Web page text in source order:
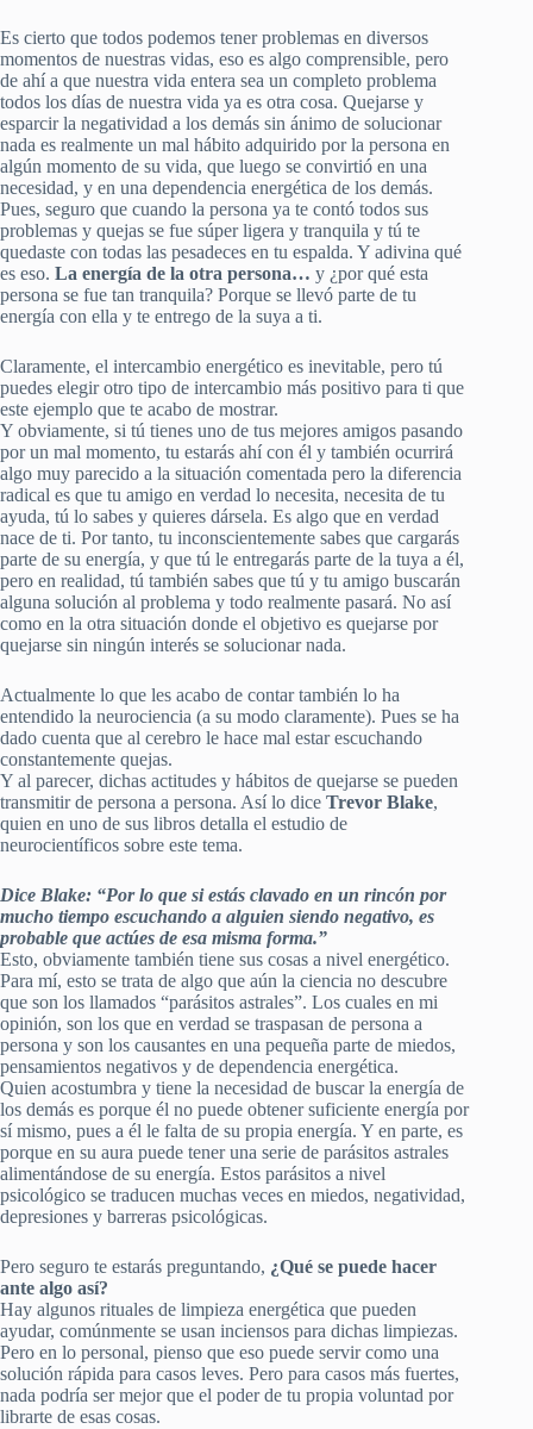
Es cierto que todos podemos tener problemas en diversos
momentos de nuestras vidas, eso es algo comprensible, pero
de ahí a que nuestra vida entera sea un completo problema
todos los días de nuestra vida ya es otra cosa. Quejarse y
esparcir la negatividad a los demás sin ánimo de solucionar
nada es realmente un mal hábito adquirido por la persona en
algún momento de su vida, que luego se convirtió en una
necesidad, y en una dependencia energética de los demás.
Pues, seguro que cuando la persona ya te contó todos sus
problemas y quejas se fue súper ligera y tranquila y tú te
quedaste con todas las pesadeces en tu espalda. Y adivina qué
es eso. La energía de la otra persona… y ¿por qué esta
persona se fue tan tranquila? Porque se llevó parte de tu
energía con ella y te entrego de la suya a ti.
Claramente, el intercambio energético es inevitable, pero tú
puedes elegir otro tipo de intercambio más positivo para ti que
este ejemplo que te acabo de mostrar.
Y obviamente, si tú tienes uno de tus mejores amigos pasando
por un mal momento, tu estarás ahí con él y también ocurrirá
algo muy parecido a la situación comentada pero la diferencia
radical es que tu amigo en verdad lo necesita, necesita de tu
ayuda, tú lo sabes y quieres dársela. Es algo que en verdad
nace de ti. Por tanto, tu inconscientemente sabes que cargarás
parte de su energía, y que tú le entregarás parte de la tuya a él,
pero en realidad, tú también sabes que tú y tu amigo buscarán
alguna solución al problema y todo realmente pasará. No así
como en la otra situación donde el objetivo es quejarse por
quejarse sin ningún interés se solucionar nada.
Actualmente lo que les acabo de contar también lo ha
entendido la neurociencia (a su modo claramente). Pues se ha
dado cuenta que al cerebro le hace mal estar escuchando
constantemente quejas.
Y al parecer, dichas actitudes y hábitos de quejarse se pueden
transmitir de persona a persona. Así lo dice Trevor Blake,
quien en uno de sus libros detalla el estudio de
neurocientíficos sobre este tema.
Dice Blake: “Por lo que si estás clavado en un rincón por
mucho tiempo escuchando a alguien siendo negativo, es
probable que actúes de esa misma forma.”
Esto, obviamente también tiene sus cosas a nivel energético.
Para mí, esto se trata de algo que aún la ciencia no descubre
que son los llamados “parásitos astrales”. Los cuales en mi
opinión, son los que en verdad se traspasan de persona a
persona y son los causantes en una pequeña parte de miedos,
pensamientos negativos y de dependencia energética.
Quien acostumbra y tiene la necesidad de buscar la energía de
los demás es porque él no puede obtener suficiente energía por
sí mismo, pues a él le falta de su propia energía. Y en parte, es
porque en su aura puede tener una serie de parásitos astrales
alimentándose de su energía. Estos parásitos a nivel
psicológico se traducen muchas veces en miedos, negatividad,
depresiones y barreras psicológicas.
Pero seguro te estarás preguntando, ¿Qué se puede hacer
ante algo así?
Hay algunos rituales de limpieza energética que pueden
ayudar, comúnmente se usan inciensos para dichas limpiezas.
Pero en lo personal, pienso que eso puede servir como una
solución rápida para casos leves. Pero para casos más fuertes,
nada podría ser mejor que el poder de tu propia voluntad por
librarte de esas cosas.